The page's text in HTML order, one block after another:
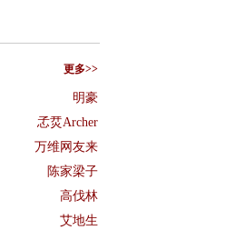
更多>>
明豪
孞烎Archer
万维网友来
陈家梁子
高伐林
艾地生